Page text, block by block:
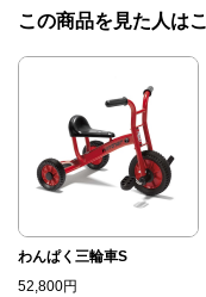
この商品を見た人は
わんぱく三輪車S
52,800円